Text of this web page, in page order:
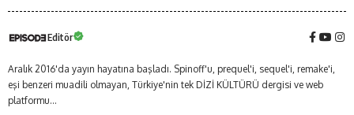
Editör
Aralık 2016'da yayın hayatına başladı. Spinoff'u, prequel'i, sequel'i, remake'i,
eşi benzeri muadili olmayan, Türkiye'nin tek DİZİ KÜLTÜRÜ dergisi ve web
platformu...